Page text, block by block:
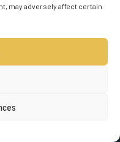
may adversely affect certain